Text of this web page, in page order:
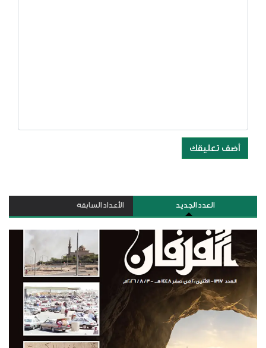
أضف تعليقك
العدد الجديد الأعداد السابقة